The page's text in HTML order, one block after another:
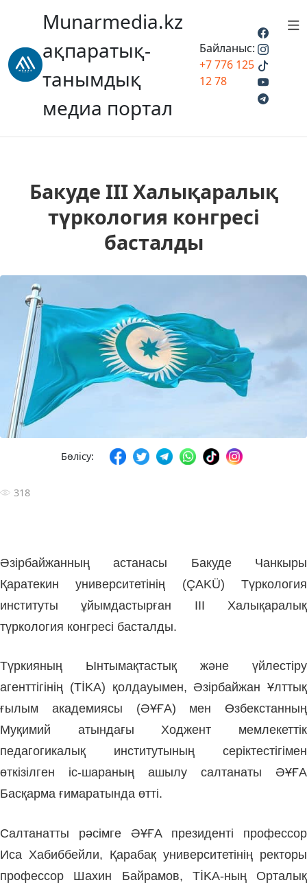
Munarmedia.kz
ақпаратық-
танымдық
медиа портал
Байланыс:
+7 776 125
12 78
Бакуде III Халықаралық
түркология конгресі
басталды
Бөлісу:
318
Әзірбайжанның астанасы Бакуде Чанкыры
Қаратекин университетінің (ÇAKÜ) Түркология
институты ұйымдастырған III Халықаралық
түркология конгресі басталды.
Түркияның Ынтымақтастық және үйлестіру
агенттігінің (TİKA) қолдауымен, Әзірбайжан Ұлттық
ғылым академиясы (ӘҰҒА) мен Өзбекстанның
Муқимий атындағы Ходжент мемлекеттік
педагогикалық институтының серіктестігімен
өткізілген іс-шараның ашылу салтанаты ӘҰҒА
Басқарма ғимаратында өтті.
Салтанатты рәсімге ӘҰҒА президенті профессор
Иса Хабиббейли, Қарабақ университетінің ректоры
профессор Шахин Байрамов, TİKA-ның Орталық